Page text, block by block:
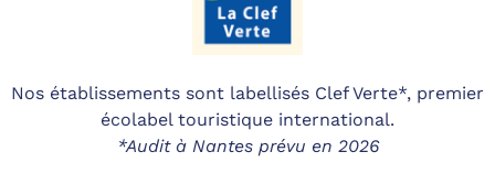
Nos établissements sont labellisés Clef Verte*, premier
écolabel touristique international.
*Audit à Nantes prévu en 2026